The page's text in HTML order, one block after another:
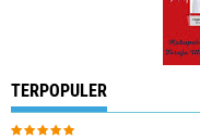
TERPOPULER